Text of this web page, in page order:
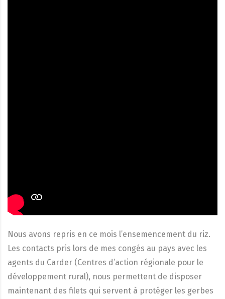
Nous avons repris en ce mois l’ensemencement du riz.
Les contacts pris lors de mes congés au pays avec les
agents du Carder (Centres d’action régionale pour le
développement rural), nous permettent de disposer
maintenant des filets qui servent à protéger les gerbes